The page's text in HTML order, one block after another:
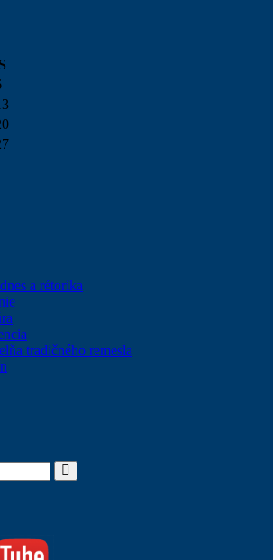
S
a rétorika
tradičného remesla